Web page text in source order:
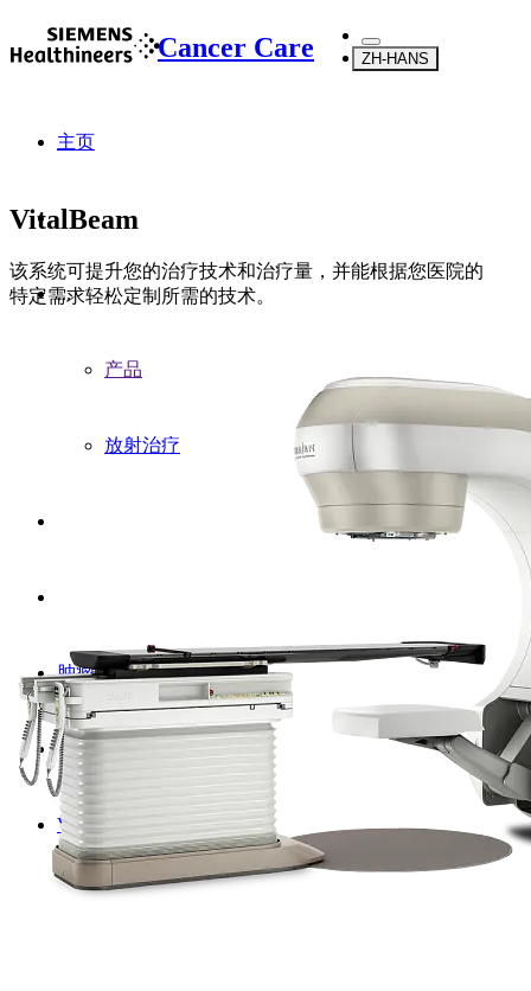
Cancer Care ZH-HANS
主页
...
产品
放射治疗
肿瘤放射治疗系统
VitalBeam
VitalBeam
该系统可提升您的治疗技术和治疗量，并能根据您医院的
特定需求轻松定制所需的技术。